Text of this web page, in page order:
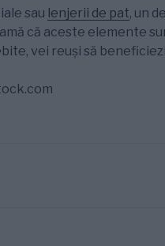
sau lenjerii de pat, un
că aceste elemente
vei reuşi să